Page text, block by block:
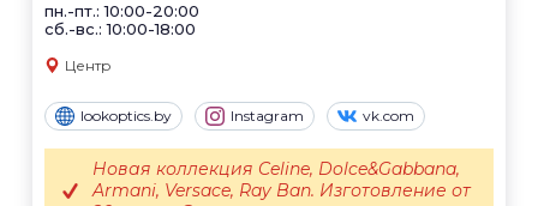
пн.-пт.: 10:00-20:00
сб.-вс.: 10:00-18:00
Центр
lookoptics.by Instagram vk.com
Новая коллекция Celine, Dolce&Gabbana,
Armani, Versace, Ray Ban. Изготовление от